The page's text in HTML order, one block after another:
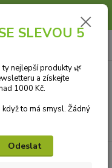
Dopřejte jim šetrnou péči s
Péče o nohy a ruce
SLEVOU 5
nejlepší produkty 🌿
a získejte
1000 Kč.
když to má smysl. Žádný
Odeslat